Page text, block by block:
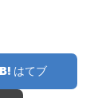
はてブ